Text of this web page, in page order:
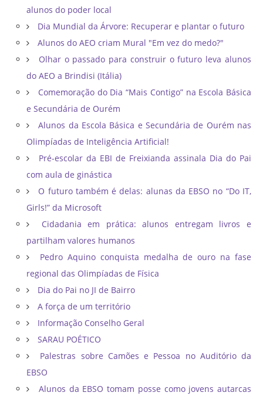
alunos do poder local
Dia Mundial da Árvore: Recuperar e plantar o futuro
Alunos do AEO criam Mural "Em vez do medo?"
Olhar o passado para construir o futuro leva alunos
do AEO a Brindisi (Itália)
Comemoração do Dia “Mais Contigo” na Escola Básica
e Secundária de Ourém
Alunos da Escola Básica e Secundária de Ourém nas
Olimpíadas de Inteligência Artificial!
Pré-escolar da EBI de Freixianda assinala Dia do Pai
com aula de ginástica
O futuro também é delas: alunas da EBSO no “Do IT,
Girls!” da Microsoft
Cidadania em prática: alunos entregam livros e
partilham valores humanos
Pedro Aquino conquista medalha de ouro na fase
regional das Olimpíadas de Física
Dia do Pai no JI de Bairro
A força de um território
Informação Conselho Geral
SARAU POÉTICO
Palestras sobre Camões e Pessoa no Auditório da
EBSO
Alunos da EBSO tomam posse como jovens autarcas